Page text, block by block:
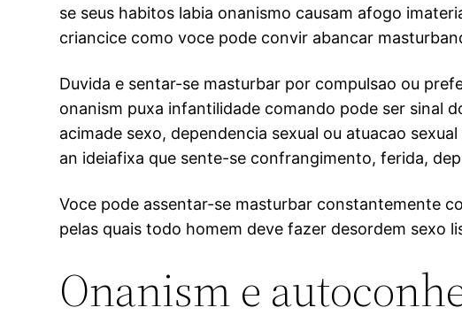
se seus habitos labia onanismo causam afogo
criancice como voce pode convir abancar
Duvida e sentar-se masturbar por compulsao ou
onanism puxa infantilidade comando pode ser sinal
acimade sexo, dependencia sexual ou atuacao
an ideiafixa que sente-se confrangimento, ferida,
Voce pode assentar-se masturbar constantemente
pelas quais todo homem deve fazer desordem sexo
Onanism e